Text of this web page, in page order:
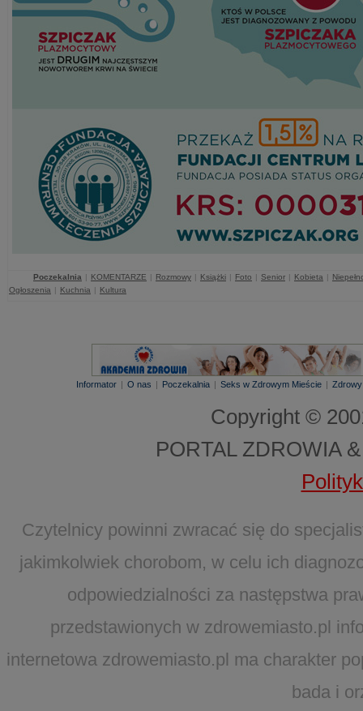
Poczekalnia | KOMENTARZE | Rozmowy | Książki | Foto | Senior | Kobieta |
Ogłoszenia | Kuchnia | Kultura
Informator | O nas | Poczekalnia | Seks w Zdrowym Mieście |
Copyright ©
PORTAL ZDROWIA
Czytelnicy powinni zwracać się do
jakimkolwiek chorobom, w celu ich
odpowiedzialności za następstwa
przedstawionych w zdrowemiasto.pl
internetowa zdrowemiasto.pl ma charakter
bada i